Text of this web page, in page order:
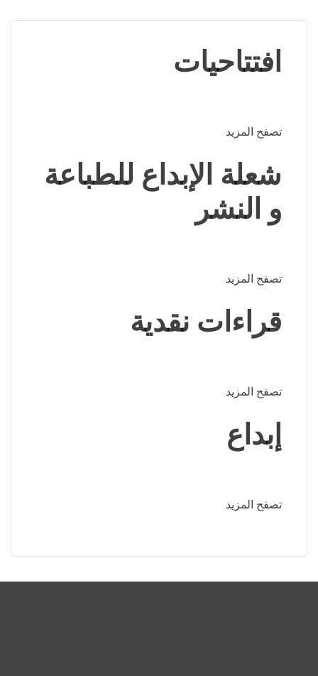
افتتاحيات
تصفح المزيد
شعلة الإبداع للطباعة
و النشر
تصفح المزيد
قراءات نقدية
تصفح المزيد
إبداع
تصفح المزيد